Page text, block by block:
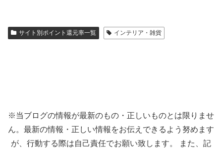
サイト別ポイント還元率一覧 インテリア・雑貨
※当ブログの情報が最新のもの・正しいものとは限りませ
ん。最新の情報・正しい情報をお伝えできるよう努めます
が、行動する際は自己責任でお願い致します。 また、記